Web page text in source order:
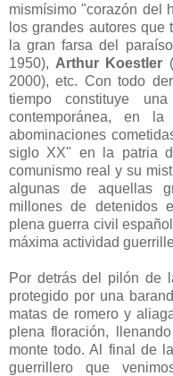
mismísimo "corazón del
los grandes autores que
la gran farsa del
1950), Arthur Koestler
2000), etc. Con todo
tiempo constituye
contemporánea, en
abominaciones
siglo XX" en la patria
comunismo real y su
algunas de aquellas
millones de detenidos
plena guerra civil
máxima actividad
Por detrás del pilón de
protegido por una
matas de romero y
plena floración,
monte todo. Al final de
guerrillero que